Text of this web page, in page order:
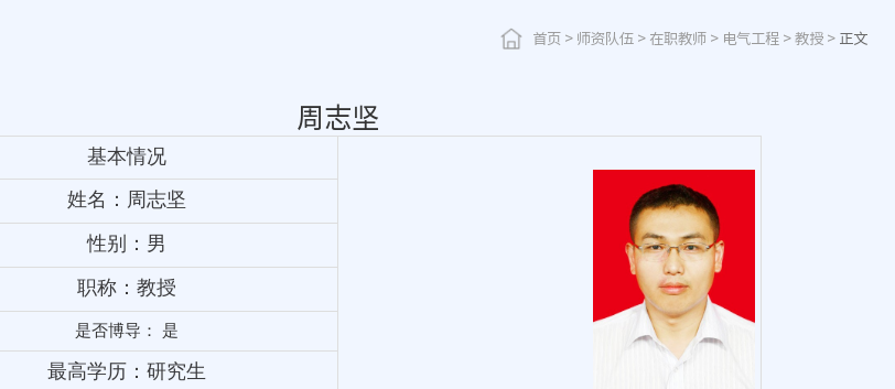
首页 > 师资队伍> 在职教师 > 电气工程> 教授> 正文
周志坚
基本情况
姓名：周志坚
性别：男
职称：教授
是否博导： 是
最高学历：研究生